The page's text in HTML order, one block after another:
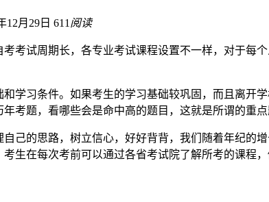
12月29日 611 阅读
考试周期长，各专业考试课程设置不一样，对于每
学习条件。如果考生的学习基础较巩固，而且离
考题，看哪些会是命中高的题目，这就是所谓的重点
己的思路，树立信心，好好背背，我们随着年纪
生在每次考前可以通过各省考试院了解所考的课程，